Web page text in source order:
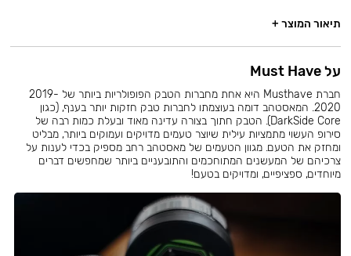
תיאור המוצר +
על Must Have
חברת Musthave היא אחת מחברות הטבק הפופולריות ביותר של 2019-
2020. המאסטהב דומה בעוצמתו לחברות טבק חזקות יותר בענף, (כגון
DarkSide Core). הטבק חתוך בצורה עדינה מאוד ובעלת כמות רבה של
סירופ העשוי מתמציות עילית שיוצר טעמים מדויקים ועמוקים ביותר, מבליט
ומחזק את הטעם. מגוון הטעמים של מאסטהב רחב מספיק בכדי לענות על
צרכיהם של המעשנים המתוחכמים והתובעניים ביותר שמחפשים דברים
מיוחדים, ספציפיים, ומדויקים בטעם!